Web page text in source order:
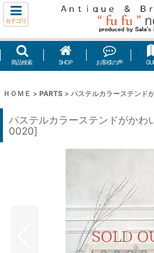
カテゴリ
商品検索 SHOP お客様の声
ＨＯＭＥ > PARTS > パステルカラーステンド
パステルカラーステンドがかわ
0020]